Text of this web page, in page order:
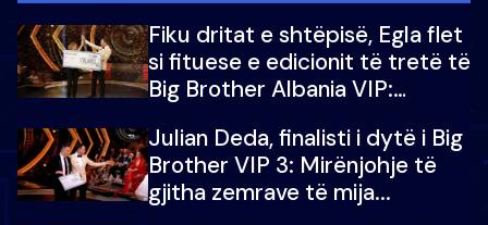
Fiku dritat e shtëpisë, Egla flet
si fituese e edicionit të tretë të
Big Brother Albania VIP:
Julian Deda, finalisti i dytë i Big
Brother VIP 3: Mirënjohje të
gjitha zemrave të mija...